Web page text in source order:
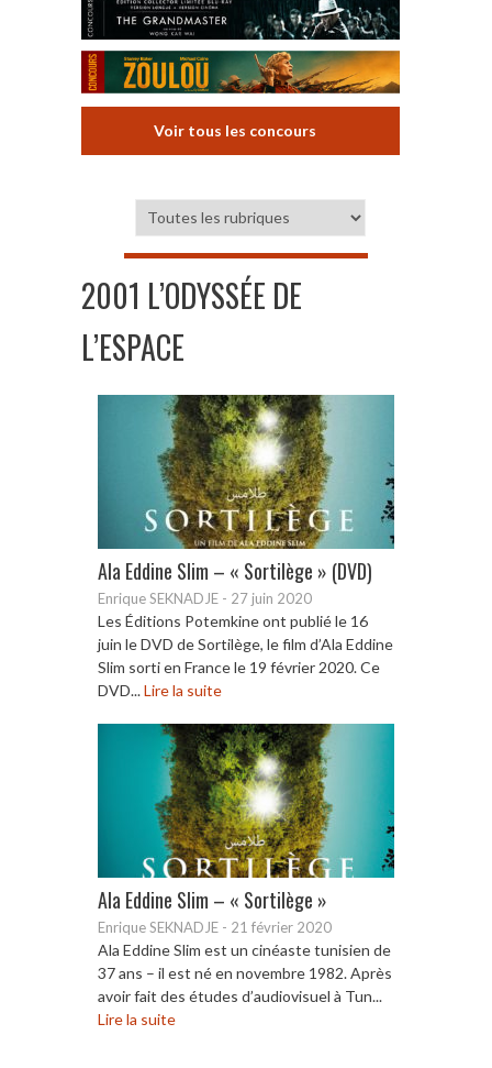
Voir tous les concours
2001 L’ODYSSÉE DE
L’ESPACE
Ala Eddine Slim – « Sortilège » (DVD)
Enrique SEKNADJE - 27 juin 2020
Les Éditions Potemkine ont publié le 16
juin le DVD de Sortilège, le film d’Ala Eddine
Slim sorti en France le 19 février 2020. Ce
DVD...Lire la suite
Ala Eddine Slim – « Sortilège »
Enrique SEKNADJE - 21 février 2020
Ala Eddine Slim est un cinéaste tunisien de
37 ans – il est né en novembre 1982. Après
avoir fait des études d’audiovisuel à Tun...
Lire la suite